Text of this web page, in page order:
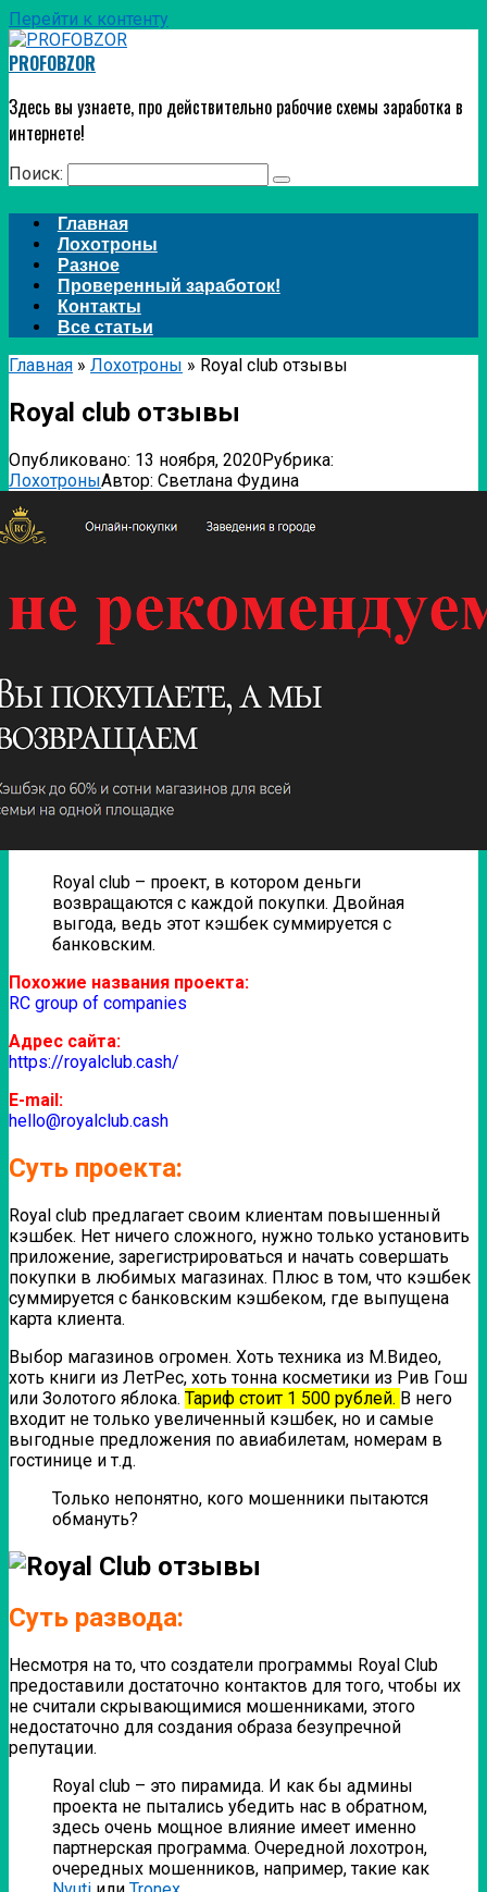
Перейти к контенту
PROFOBZOR
Здесь вы узнаете, про действительно рабочие схемы заработка в
интернете!
Поиск:
Главная
Лохотроны
Разное
Проверенный заработок!
Контакты
Все статьи
Главная » Лохотроны » Royal club отзывы
Royal club отзывы
Опубликовано: 13 ноября, 2020Рубрика:
ЛохотроныАвтор: Светлана Фудина
Royal club – проект, в котором деньги
возвращаются с каждой покупки. Двойная
выгода, ведь этот кэшбек суммируется с
банковским.
Похожие названия проекта:
RC group of companies
Адрес сайта:
https://royalclub.cash/
E-mail:
hello@royalclub.cash
Суть проекта:
Royal club предлагает своим клиентам повышенный
кэшбек. Нет ничего сложного, нужно только установить
приложение, зарегистрироваться и начать совершать
покупки в любимых магазинах. Плюс в том, что кэшбек
суммируется с банковским кэшбеком, где выпущена
карта клиента.
Выбор магазинов огромен. Хоть техника из М.Видео,
хоть книги из ЛетРес, хоть тонна косметики из Рив Гош
или Золотого яблока. Тариф стоит 1 500 рублей. В него
входит не только увеличенный кэшбек, но и самые
выгодные предложения по авиабилетам, номерам в
гостинице и т.д.
Только непонятно, кого мошенники пытаются
обмануть?
Суть развода:
Несмотря на то, что создатели программы Royal Club
предоставили достаточно контактов для того, чтобы их
не считали скрывающимися мошенниками, этого
недостаточно для создания образа безупречной
репутации.
Royal club – это пирамида. И как бы админы
проекта не пытались убедить нас в обратном,
здесь очень мощное влияние имеет именно
партнерская программа. Очередной лохотрон,
очередных мошенников, например, такие как